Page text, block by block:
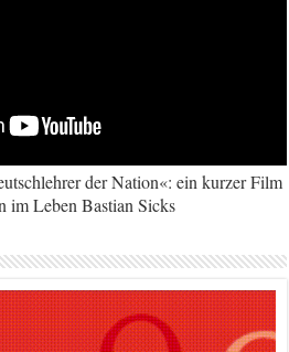
der Nation«: ein kurzer Film
im Leben Bastian Sicks